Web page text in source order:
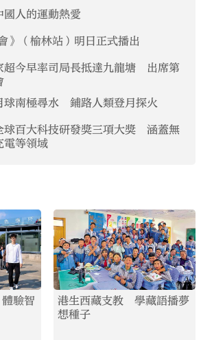
國人的運動熱愛
》（榆林站）明日正式播出
超今早率司局長抵達九龍塘 出席第
球南極尋水 鋪路人類登月探火
球百大科技研發獎三項大獎 涵蓋無
電等領域
驗智
港生西藏支教 學藏語播夢
想種子